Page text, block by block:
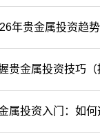
年贵金属投资趋
贵金属投资技巧（
属投资入门：如